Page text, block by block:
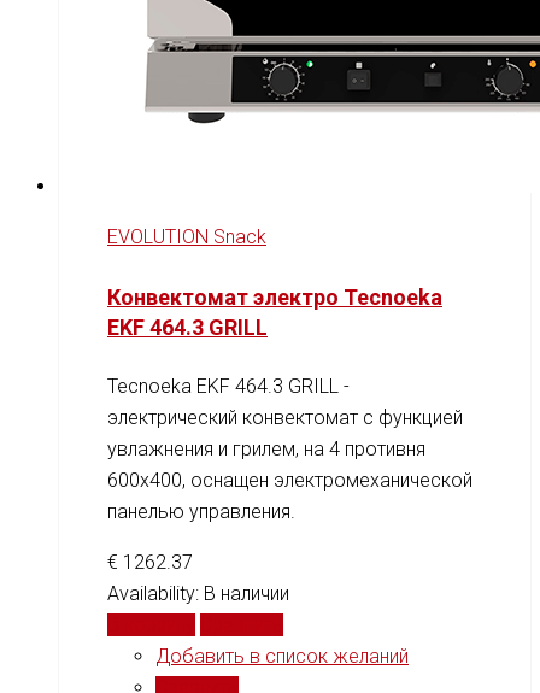
EVOLUTION Snack
Конвектомат электро Tecnoeka
EKF 464.3 GRILL
Tecnoeka EKF 464.3 GRILL -
электрический конвектомат с функцией
увлажнения и грилем, на 4 противня
600х400, оснащен электромеханической
панелью управления.
€ 1262.37
Availability: В наличии
Добавить в список желаний